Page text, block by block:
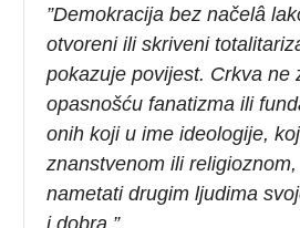
”Demokracija bez načelâ
otvoreni ili skriveni
pokazuje povijest. Crkva ne
opasnošću fanatizma ili
onih koji u ime ideologije,
znanstvenom ili
nametati drugim ljudima
i dobra.”